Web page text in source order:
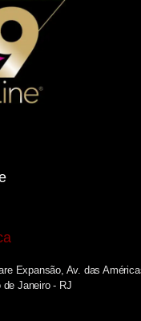
Expansão, Av. das
de Janeiro - RJ